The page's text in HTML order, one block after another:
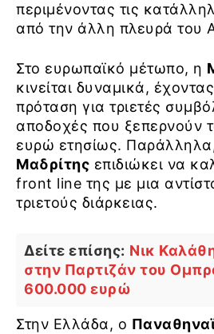
περιμένοντας τις
από την άλλη πλευρά του
Στο ευρωπαϊκό μέτωπο, η
κινείται δυναμικά,
πρόταση για τριετές
αποδοχές που ξεπερνούν
ευρώ ετησίως.
Μαδρίτης επιδιώκει να
front line της με μια
τριετούς διάρκειας.
Δείτε επίσης: Νικ
στην Παρτιζάν του
600.000 ευρώ
Στην Ελλάδα, ο